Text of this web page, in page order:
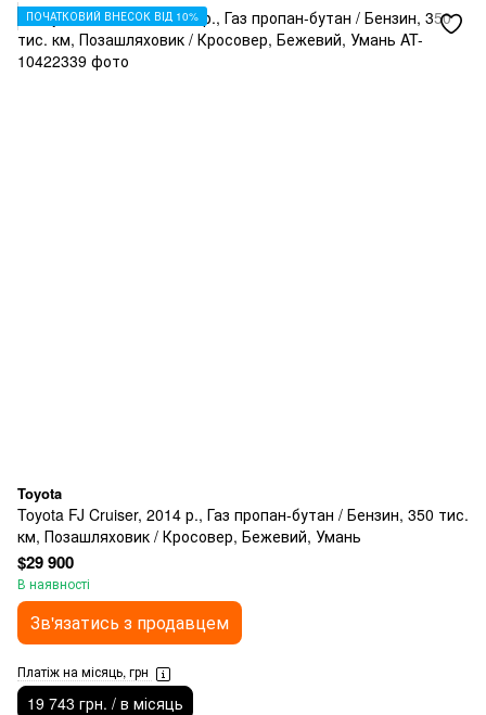
ПОЧАТКОВИЙ ВНЕСОК ВІД 10%
Toyota
Toyota FJ Cruiser, 2014 р., Газ пропан-бутан / Бензин, 350 тис.
км, Позашляховик / Кросовер, Бежевий, Умань
$29 900
В наявності
Зв'язатись з продавцем
Платіж на місяць, грн
19 743 грн. / в місяць